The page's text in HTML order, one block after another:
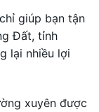
giúp bạn tận
Đất, tỉnh
lại nhiều lợi
xuyên được